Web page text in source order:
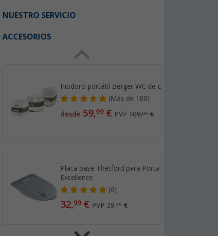
NUESTRO SERVICIO
ACCESORIOS
Inodoro portátil Berger WC de camping
(Más de 100)
desde 59,99 € PVP109,00€
Placa base Thetford para Porta Potti
Excellence
(6)
32,99 € PVP39,95€